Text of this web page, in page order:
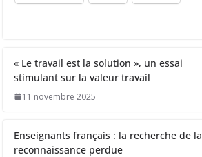
« Le travail est la solution », un essai
stimulant sur la valeur travail
11 novembre 2025
Enseignants français : la recherche de la
reconnaissance perdue